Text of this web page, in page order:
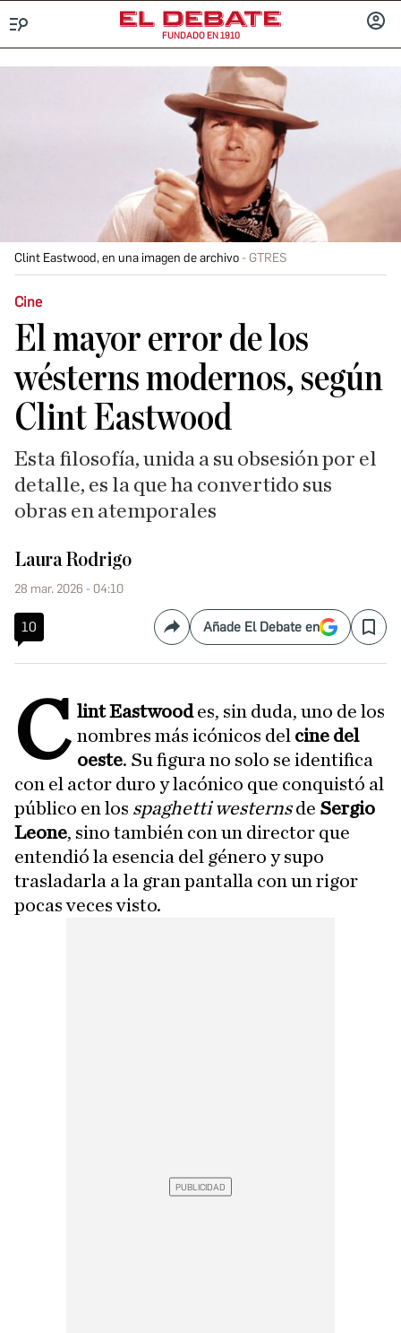
FUNDADO EN 1910
Clint Eastwood, en una imagen de archivo GTRES
Cine
El mayor error de los
wésterns modernos, según
Clint Eastwood
Esta filosofía, unida a su obsesión por el
detalle, es la que ha convertido sus
obras en atemporales
Laura Rodrigo
28 mar. 2026 - 04:10
10 CompartirAñade El Debate en Save
C lint Eastwoodes, sin duda, uno de los
nombres más icónicos del cine del
oeste. Su figura no solo se identifica
con el actor duro y lacónico que conquistó al
público en los spaghetti westernsde Sergio
Leone, sino también con un director que
entendió la esencia del género y supo
trasladarla a la gran pantalla con un rigor
pocas veces visto.